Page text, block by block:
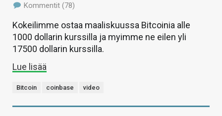
Kommentit (78)
Kokeilimme ostaa maaliskuussa Bitcoinia alle
1000 dollarin kurssilla ja myimme ne eilen yli
17500 dollarin kurssilla.
Lue lisää
Bitcoin coinbase video